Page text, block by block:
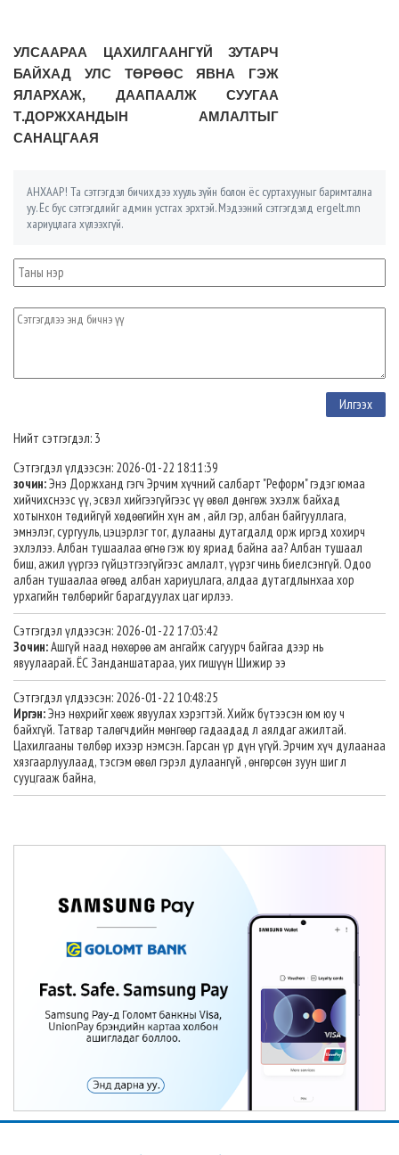
УЛСААРАА ЦАХИЛГААНГҮЙ ЗУТАРЧ
БАЙХАД УЛС ТӨРӨӨС ЯВНА ГЭЖ
ЯЛАРХАЖ, ДААПААЛЖ СУУГАА
Т.ДОРЖХАНДЫН АМЛАЛТЫГ
САНАЦГААЯ
АНХААР! Та сэтгэгдэл бичихдээ хууль зүйн болон ёс суртахууныг баримтална
уу. Ёс бус сэтгэгдлийг админ устгах эрхтэй. Мэдээний сэтгэгдэлд ergelt.mn
хариуцлага хүлээхгүй.
Нийт сэтгэгдэл: 3
Сэтгэгдэл үлдээсэн: 2026-01-22 18:11:39
зочин:Энэ Доржханд гэгч Эрчим хүчний салбарт "Реформ" гэдэг юмаа
хийчихснээс үү, эсвэл хийгээгүйгээс үү өвөл дөнгөж эхэлж байхад
хотынхон төдийгүй хөдөөгийн хүн ам , айл гэр, албан байгууллага,
эмнэлэг, сургууль, цэцэрлэг тог, дулааны дутагдалд орж иргэд хохирч
эхлэлээ. Албан тушаалаа өгнө гэж юу яриад байна аа? Албан тушаал
биш, ажил үүргээ гүйцэтгээгүйгээс амлалт, үүрэг чинь биелсэнгүй. Одоо
албан тушаалаа өгөөд албан хариуцлага, алдаа дутагдлынхаа хор
урхагийн төлбөрийг барагдуулах цаг ирлээ.
Сэтгэгдэл үлдээсэн: 2026-01-22 17:03:42
Зочин:Ашгүй наад нөхөрөө ам ангайж сагуурч байгаа дээр нь
явуулаарай. ЁС Занданшатараа, уих гишүүн Шижир ээ
Сэтгэгдэл үлдээсэн: 2026-01-22 10:48:25
Иргэн:Энэ нөхрийг хөөж явуулах хэрэгтэй. Хийж бүтээсэн юм юу ч
байхгүй. Татвар талөгчдийн мөнгөөр гадаадад л аялдаг ажилтай.
Цахилгааны төлбөр ихээр нэмсэн. Гарсан үр дүн үгүй. Эрчим хүч дулаанаа
хязгаарлуулаад, тэсгэм өвөл гэрэл дулаангүй , өнгөрсөн зуун шиг л
сууцгааж байна,